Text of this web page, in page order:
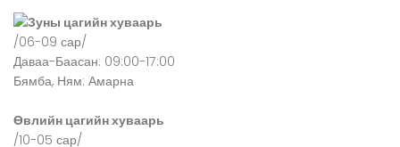
Зуны цагийн хуваарь
/06-09 сар/
Даваа-Баасан: 09:00-17:00
Бямба, Ням: Амарна
Өвлийн цагийн хуваарь
/10-05 сар/